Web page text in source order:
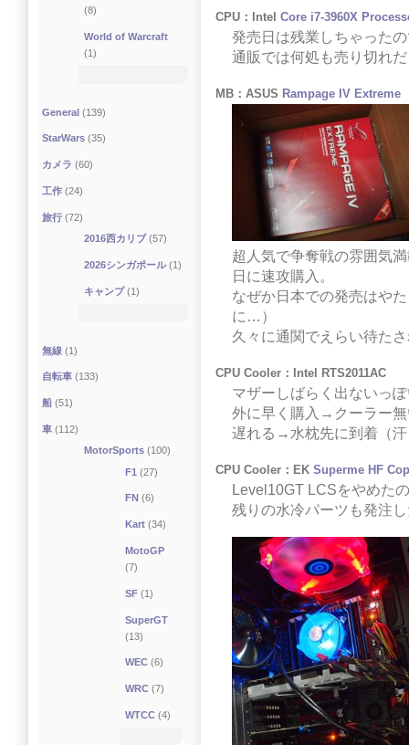
CPU：Intel Core i7-3960X
発売日は残業しちゃった
通販では何処も売り切れ
MB：ASUS Rampage IV Extreme
超人気で争奪戦の雰囲気
日に速攻購入。
なぜか日本での発売はや
に…）
久々に通関でえらい待た
CPU Cooler：Intel RTS2011AC
マザーしばらく出ないっ
外に早く購入→クーラー
遅れる→水枕先に到着（汗
CPU Cooler：EK Superme HF
Level10GT LCSをやめた
残りの水冷パーツも発注
(8)
World of Warcraft
(1)
General (139)
StarWars (35)
カメラ (60)
工作 (24)
旅行 (72)
2016西カリブ(57)
2026シンガポール(1)
キャンプ(1)
無線 (1)
自転車 (133)
船 (51)
車 (112)
MotorSports(100)
F1 (27)
FN (6)
Kart (34)
MotoGP
(7)
SF (1)
SuperGT
(13)
WEC (6)
WRC (7)
WTCC (4)